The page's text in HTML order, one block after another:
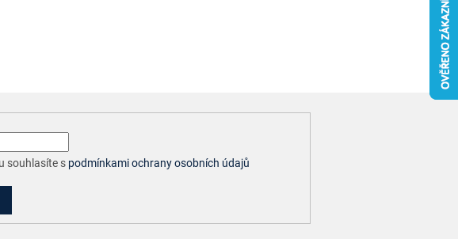
souhlasíte s podmínkami ochrany osobních údajů